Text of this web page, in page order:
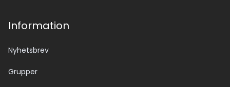
Information
Nyhetsbrev
Grupper